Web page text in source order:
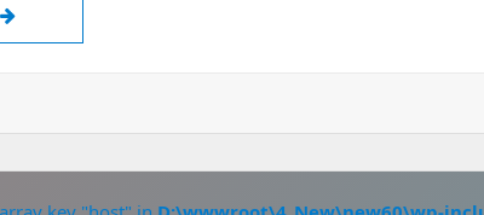
深圳福永桥头小巷子旅游攻略